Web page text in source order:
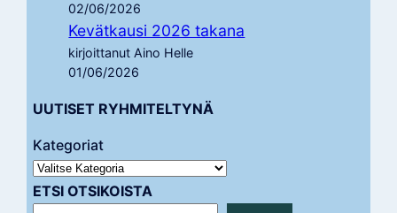
02/06/2026
Kevätkausi 2026 takana
kirjoittanut Aino Helle
01/06/2026
UUTISET RYHMITELTYNÄ
Kategoriat
ETSI OTSIKOISTA